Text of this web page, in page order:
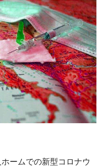
ームでの新型コロナウ